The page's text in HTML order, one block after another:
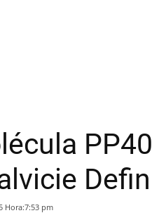
Hora:7:53 pm